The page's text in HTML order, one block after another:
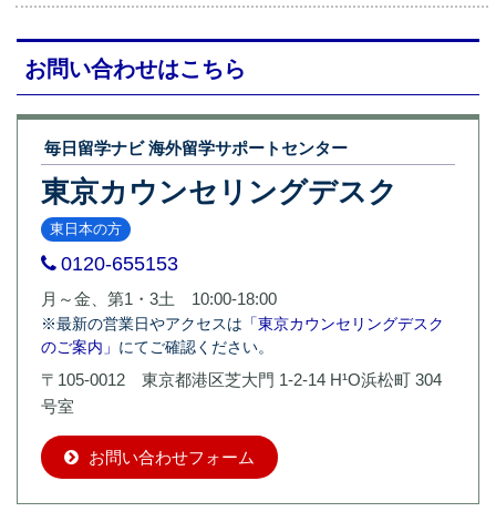
お問い合わせはこちら
毎日留学ナビ 海外留学サポートセンター
東京カウンセリングデスク
東日本の方
0120-655153
月～金、第1・3土 10:00-18:00
※最新の営業日やアクセスは 「東京カウンセリングデスク
のご案内」 にてご確認ください。
〒105-0012 東京都港区芝大門 1-2-14 H¹O浜松町 304
号室
お問い合わせフォーム